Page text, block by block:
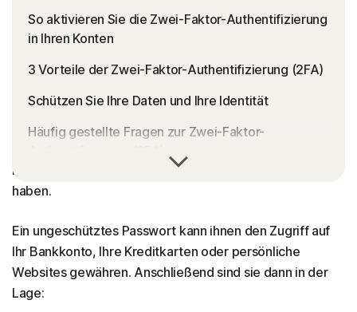
So aktivieren Sie die Zwei-Faktor-Authentifizierung
in Ihren Konten
3 Vorteile der Zwei-Faktor-Authentifizierung (2FA)
Schützen Sie Ihre Daten und Ihre Identität
Häufig gestellte Fragen zur Zwei-Faktor-
Passwörter und andere Benutzerdaten abgesehen
haben.
Ein ungeschütztes Passwort kann ihnen den Zugriff auf
Ihr Bankkonto, Ihre Kreditkarten oder persönliche
Websites gewähren. Anschließend sind sie dann in der
Lage: